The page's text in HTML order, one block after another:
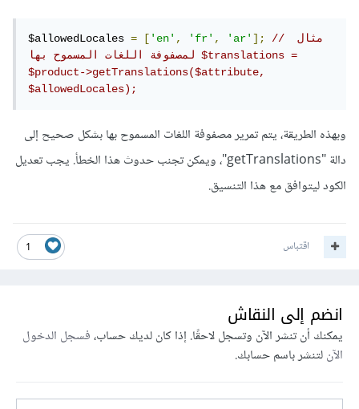
$allowedLocales = ['en', 'fr', 'ar'];
// مثال
لمصفوفة اللغات المسموح بها $translations =
$product->getTranslations($attribute,
$allowedLocales);
وبهذه الطريقة، يتم تمرير مصفوفة اللغات المسموح بها بشكل صحيح إلى
دالة "getTranslations"، ويمكن تجنب حدوث هذا الخطأ. يجب تعديل
الكود ليتوافق مع هذا التنسيق.
1 اقتباس
انضم إلى النقاش
يمكنك أن تنشر الآن وتسجل لاحقًا. إذا كان لديك حساب،فسجل الدخول
الآنلتنشر باسم حسابك.